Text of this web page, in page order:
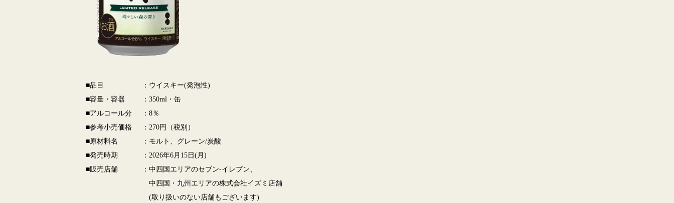
■品目
：ウイスキー(発泡性)
■容量・容器
：350ml・缶
■アルコール分
：8％
■参考小売価格
：270円（税別）
■原材料名
：モルト、グレーン/炭酸
■発売時期
：2026年6月15日(月)
■販売店舗
：中四国エリアのセブン-イレブン、
中四国・九州エリアの株式会社イズミ店舗
(取り扱いのない店舗もございます)